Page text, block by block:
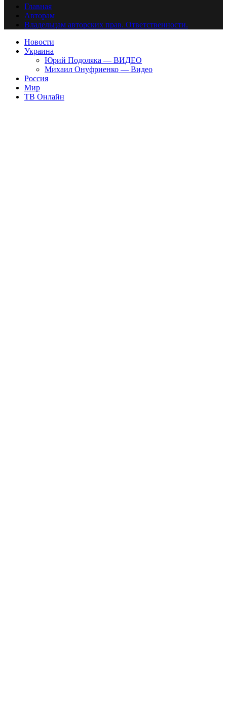
Главная
Авторам
Владельцам авторских прав. Ответственности.
Новости
Украина
Юрий Подоляка — ВИДЕО
Михаил Онуфриенко — Видео
Россия
Мир
ТВ Онлайн